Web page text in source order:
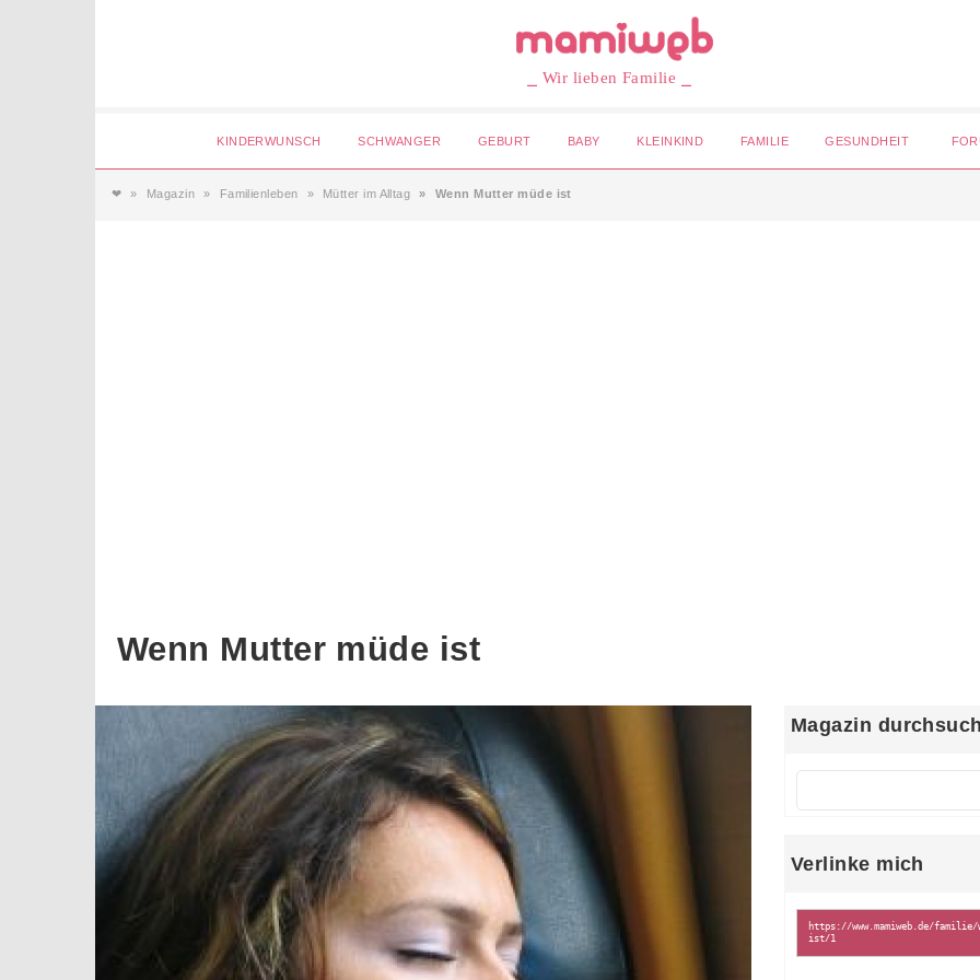
⎯ Wir lieben Familie ⎯
KINDERWUNSCH SCHWANGER GEBURT BABY KLEINKIND FAMILIE GESUNDHEIT
❤ Magazin Familienleben Mütter im Alltag Wenn Mutter müde ist
Wenn Mutter müde ist
Magazin
Verlinke mich